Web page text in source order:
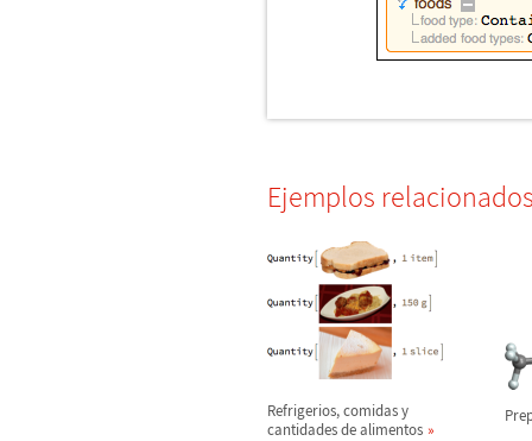
Ejemplos
Refrigerios, comidas y
cantidades de alimentos